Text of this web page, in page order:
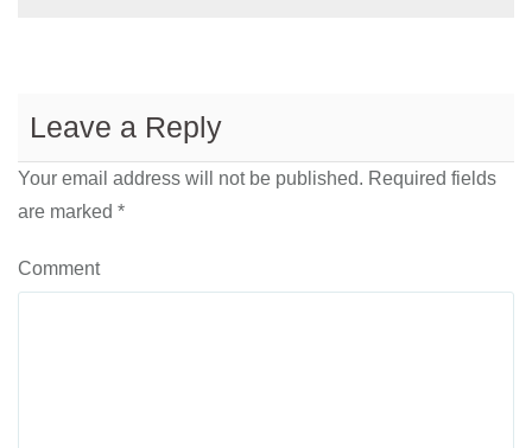
Leave a Reply
Your email address will not be published. Required fields
are marked *
Comment